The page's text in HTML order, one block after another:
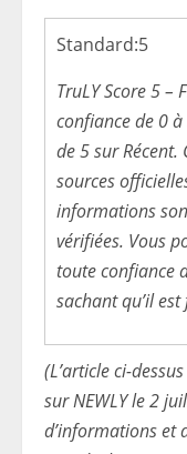
Standard:5
TruLY Score 5 –
confiance de 0
de 5 sur
sources
informations
vérifiées. Vous
toute confiance
sachant qu’il
(L’article ci-
sur NEWLY le 2
d’informations et